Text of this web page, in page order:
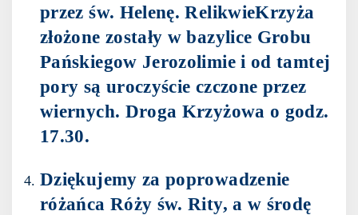
przez św. Helenę. RelikwieKrzyża
złożone zostały w bazylice Grobu
Pańskiegow Jerozolimie i od tamtej
pory są uroczyście czczone przez
wiernych. Droga Krzyżowa o godz.
17.30.
Dziękujemy za poprowadzenie
różańca Róży św. Rity, a w środę